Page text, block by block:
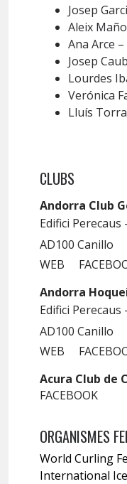
Josep
Aleix
Ana Arce
Josep
Lourdes
Verónica
Lluís
CLUBS
Andorra Club
Edifici Perecaus
AD100 Canillo
WEB
Andorra
Edifici Perecaus
AD100 Canillo
WEB
Acura Club de
FACEBOOK
ORGANISMES
World Curling
International